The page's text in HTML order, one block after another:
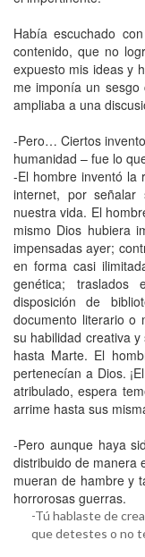
Había escuchado
contenido, que no
expuesto mis ideas y
me imponía un
ampliaba a una
-Pero… Ciertos
humanidad – fue lo
-El hombre inventó la
internet, por señalar
nuestra vida. El
mismo Dios hubiera
impensadas ayer;
en forma casi
genética;
disposición de
documento literario o
su habilidad creativa
hasta Marte. El
pertenecían a Dios.
atribulado, espera
arrime hasta sus
-Pero aunque haya
distribuido de manera
mueran de hambre y
horrorosas guerras.
-Tú hablaste de
que detestes o no